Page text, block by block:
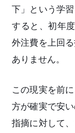
下」という学
すると、初年
外注費を上回
ありません。
この現実を前
方が確実で安
指摘に対して